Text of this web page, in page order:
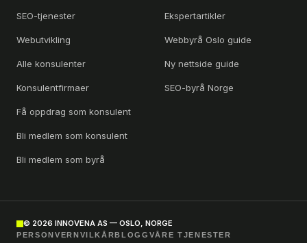
SEO-tjenester
Webutvikling
Alle konsulenter
Konsulentfirmaer
Få oppdrag som konsulent
Bli medlem som konsulent
Bli medlem som byrå
Ekspertartikler
Webbyrå Oslo guide
Ny nettside guide
SEO-byrå Norge
© 2026 INNOVENA AS — OSLO, NORGE
PERSONVERN VILKÅR BLOGG VÅRE TJENESTER